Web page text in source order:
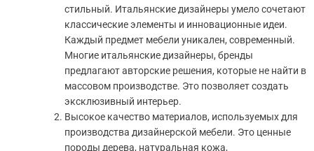
стильный. Итальянские дизайнеры умело сочетают
классические элементы и инновационные идеи.
Каждый предмет мебели уникален, современный.
Многие итальянские дизайнеры, бренды
предлагают авторские решения, которые не найти в
массовом производстве. Это позволяет создать
эксклюзивный интерьер.
Высокое качество материалов, используемых для
производства дизайнерской мебели. Это ценные
породы дерева, натуральная кожа,